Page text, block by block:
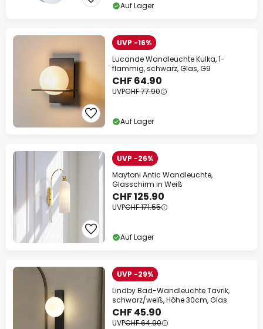
Auf Lager
UVP -16%
Lucande Wandleuchte Kulka, 1-
flammig, schwarz, Glas, G9
CHF 64.90
UVPCHF 77.90
Auf Lager
UVP -26%
Maytoni Antic Wandleuchte,
Glasschirm in Weiß
CHF 125.90
UVPCHF 171.55
Auf Lager
UVP -29%
Lindby Bad-Wandleuchte Tavrik,
schwarz/weiß, Höhe 30cm, Glas
CHF 45.90
UVPCHF 64.90